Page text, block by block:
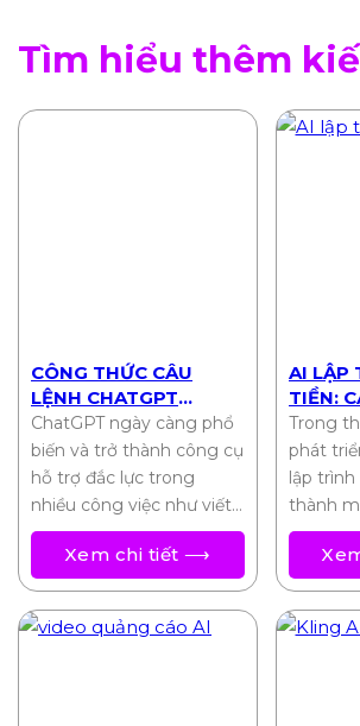
Tìm hiểu thêm
CÔNG THỨC CÂU
LỆNH CHATGPT
CHUẨN NHẤT 2025
ChatGPT ngày càng phổ
biến và trở thành công cụ
hỗ trợ đắc lực trong
nhiều công việc như viết…
Xem chi tiết ⟶
AI LẬP
TIỀN:
TRÌNH
NHẬP
Trong
phát
lập
thành